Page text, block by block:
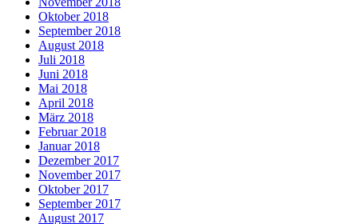
Oktober 2018
September 2018
August 2018
Juli 2018
Juni 2018
Mai 2018
April 2018
März 2018
Februar 2018
Januar 2018
Dezember 2017
November 2017
Oktober 2017
September 2017
August 2017